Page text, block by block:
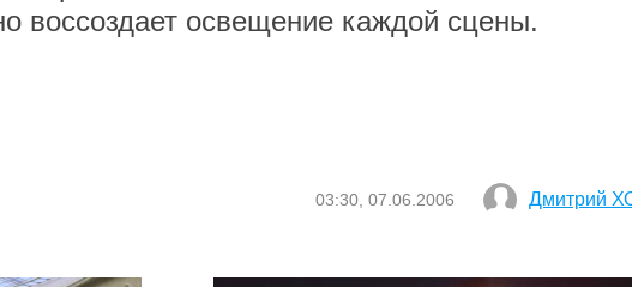
воссоздает освещение каждой сцены.
03:30, 07.06.2006 Дмитрий